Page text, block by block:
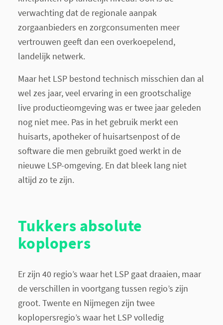
verwachting dat de regionale aanpak
zorgaanbieders en zorgconsumenten meer
vertrouwen geeft dan een overkoepelend,
landelijk netwerk.
Maar het LSP bestond technisch misschien dan al
wel zes jaar, veel ervaring in een grootschalige
live productieomgeving was er twee jaar geleden
nog niet mee. Pas in het gebruik merkt een
huisarts, apotheker of huisartsenpost of de
software die men gebruikt goed werkt in de
nieuwe LSP-omgeving. En dat bleek lang niet
altijd zo te zijn.
Tukkers absolute
koplopers
Er zijn 40 regio’s waar het LSP gaat draaien, maar
de verschillen in voortgang tussen regio’s zijn
groot. Twente en Nijmegen zijn twee
koplopersregio’s waar het LSP volledig